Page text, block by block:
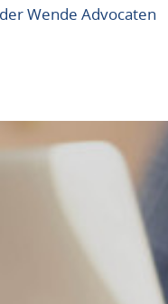
Wende Advocaten